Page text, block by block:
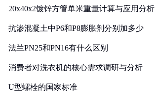
20x40x2镀锌方管单米重量计算与应用分析
抗渗混凝土中P6和P8膨胀剂分别加多少
法兰PN25和PN16有什么区别
消费者对洗衣机的核心需求调研与分析
U型螺栓的国家标准